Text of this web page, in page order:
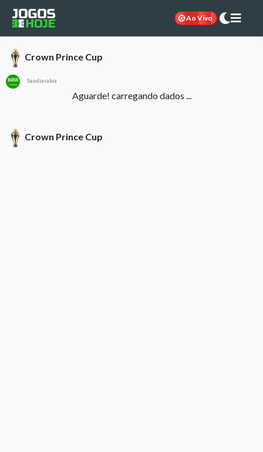
Ao Vivo
Crown Prince Cup
Saudiarabia
Aguarde! carregando dados ...
Crown Prince Cup